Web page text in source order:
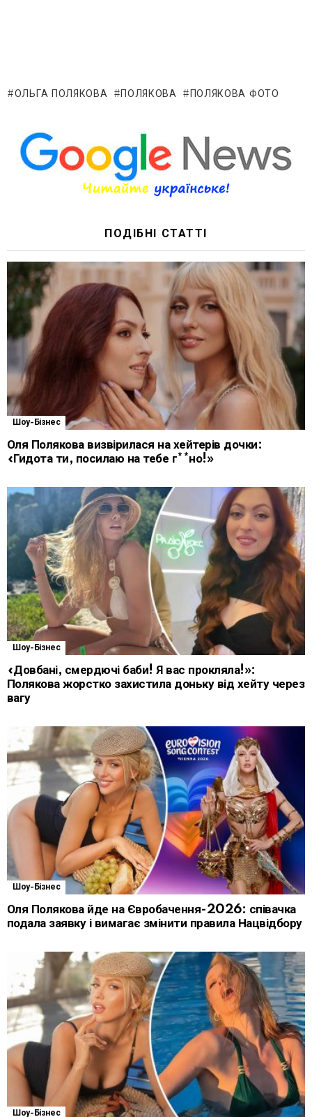
ОЛЬГА ПОЛЯКОВА ПОЛЯКОВА ПОЛЯКОВА ФОТО
ПОДІБНІ СТАТТІ
Шоу-Бізнес
Оля Полякова визвірилася на хейтерів дочки:
«Гидота ти, посилаю на тебе г**но!»
Шоу-Бізнес
«Довбані, смердючі баби! Я вас прокляла!»:
Полякова жорстко захистила доньку від хейту через
вагу
Шоу-Бізнес
Оля Полякова йде на Євробачення-2026: співачка
подала заявку і вимагає змінити правила Нацвідбору
Шоу-Бізнес